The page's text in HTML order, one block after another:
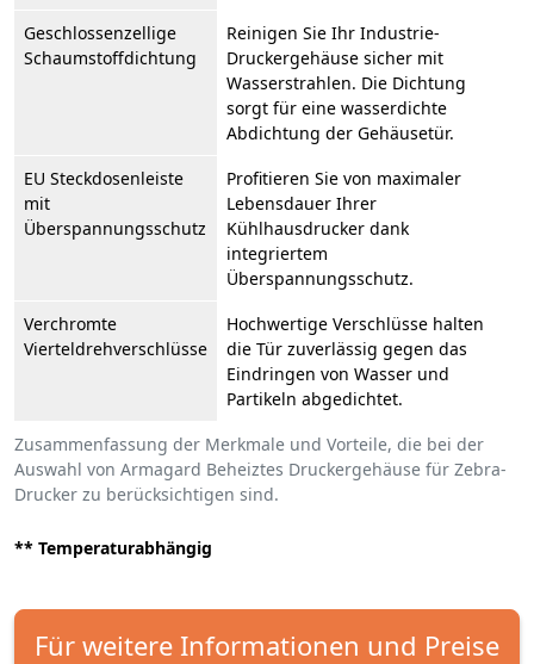
Zusammenfassung der Merkmale und Vorteile, die bei der
Auswahl von Armagard Beheiztes Druckergehäuse für Zebra-
Drucker zu berücksichtigen sind.
Geschlossenzellige
Schaumstoffdichtung
Reinigen Sie Ihr Industrie-
Druckergehäuse sicher mit
Wasserstrahlen. Die Dichtung
sorgt für eine wasserdichte
Abdichtung der Gehäusetür.
EU Steckdosenleiste
mit
Überspannungsschutz
Profitieren Sie von maximaler
Lebensdauer Ihrer
Kühlhausdrucker dank
integriertem
Überspannungsschutz.
Verchromte
Vierteldrehverschlüsse
Hochwertige Verschlüsse halten
die Tür zuverlässig gegen das
Eindringen von Wasser und
Partikeln abgedichtet.
** Temperaturabhängig
Für weitere Informationen und Preise